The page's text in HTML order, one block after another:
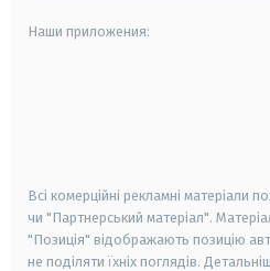
Наши приложения:
Всі комерційні рекламні матеріали
чи "Партнерський матеріал".
"Позиція" відображають позицію
не поділяти їхніх поглядів.